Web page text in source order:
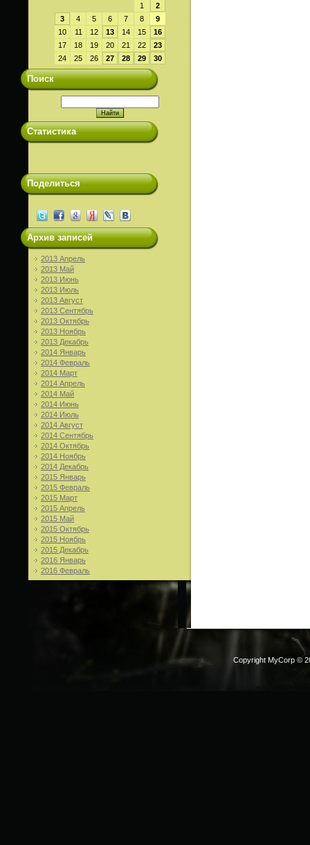
1
2
3
4 5 6 7 8
9
10
11 12 13 14 15
16
17
18 19 20 21 22
23
24
25 26 27 28 29 30
Поиск
Статистика
Поделиться
Архив записей
2013 Апрель
2013 Май
2013 Июнь
2013 Июль
2013 Август
2013 Сентябрь
2013 Октябрь
2013 Ноябрь
2013 Декабрь
2014 Январь
2014 Февраль
2014 Март
2014 Апрель
2014 Май
2014 Июнь
2014 Июль
2014 Август
2014 Сентябрь
2014 Октябрь
2014 Ноябрь
2014 Декабрь
2015 Январь
2015 Февраль
2015 Март
2015 Апрель
2015 Май
2015 Октябрь
2015 Ноябрь
2015 Декабрь
2016 Январь
2016 Февраль
Copyright MyCorp ©